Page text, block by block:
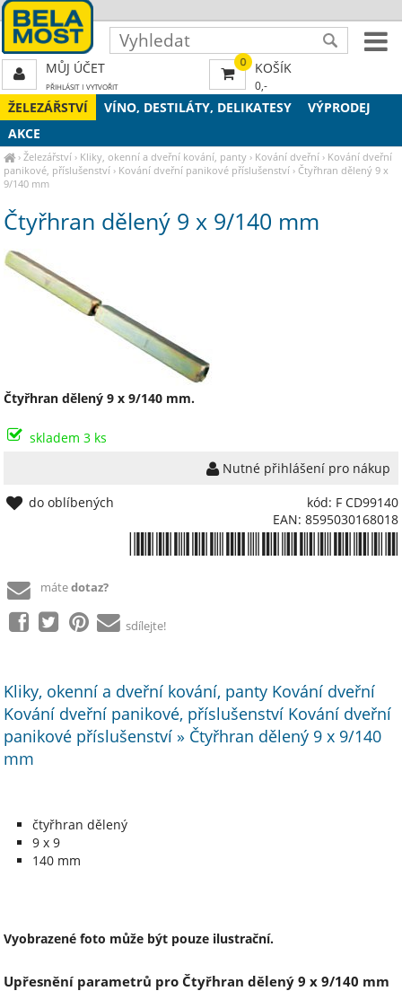
ŽELEZÁŘSTVÍ VÍNO, DESTILÁTY, DELIKATESY
VÝPRODEJ
AKCE
›Železářství › Kliky, okenní a dveřní kování, panty › Kování dveřní › Kování dveřní
panikové, příslušenství › Kování dveřní panikové příslušenství ›Čtyřhran dělený 9 x
9/140 mm
Čtyřhran dělený 9 x 9/140 mm
Čtyřhran dělený 9 x 9/140 mm.
skladem 3 ks
Nutné přihlášení pro nákup
kód: F CD99140
EAN: 8595030168018
do oblíbených
mátedotaz?
sdílejte!
Kliky, okenní a dveřní kování, panty Kování dveřní
Kování dveřní panikové, příslušenství Kování dveřní
panikové příslušenství » Čtyřhran dělený 9 x 9/140
mm
čtyřhran dělený
9 x 9
140 mm
Vyobrazené foto může být pouze ilustrační.
Upřesnění parametrů pro Čtyřhran dělený 9 x 9/140 mm
0 KOŠÍK
0,-
MŮJ ÚČET
PŘIHLÁSIT| VYTVOŘIT